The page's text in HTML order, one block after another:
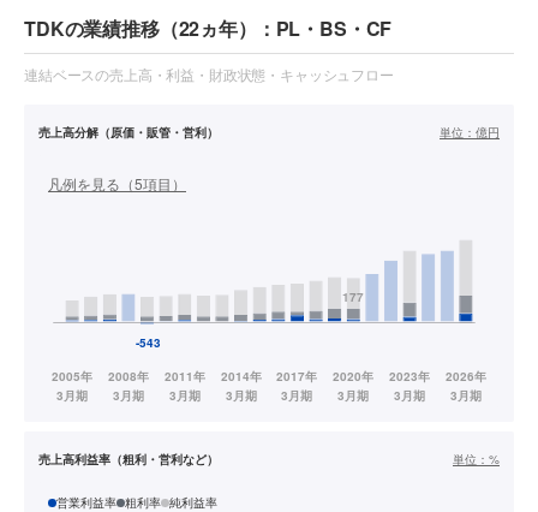
TDKの業績推移（22ヵ年）：PL・BS・CF
連結ベースの売上高・利益・財政状態・キャッシュフロー
売上高分解（原価・販管・営利） 単位： 億円
凡例を見る（5項目）
売上高利益率（粗利・営利など） 単位： %
営業利益率 粗利率 純利益率